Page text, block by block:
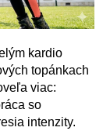
kardio
topánkach
viac:
so
intenzity.